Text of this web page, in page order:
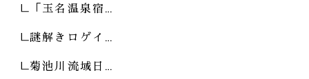
「玉名温泉宿…
謎解きロゲイ…
菊池川流域日…